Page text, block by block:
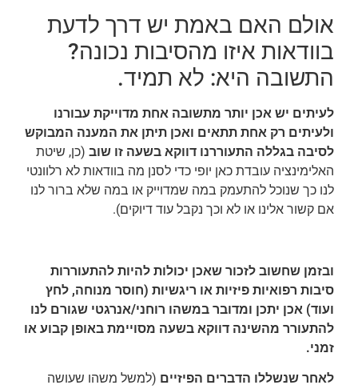
אולם האם באמת יש דרך לדעת
בוודאות איזו מהסיבות נכונה?
התשובה היא: לא תמיד.
לעיתים יש אכן יותר מתשובה אחת מדוייקת עבורנו
ולעיתים רק אחת תתאים ואכן תיתן את המענה המבוקש
לסיבה בגללה התעוררנו דווקא בשעה זו שוב (כן, שיטת
האלימינציה עובדת כאן יופי כדי לסנן מה בוודאות לא רלוונטי
לנו כך שנוכל להתעמק במה שמדוייק או במה שלא ברור לנו
אם קשור אלינו או לא וכך נקבל עוד דיוקים).
ובזמן שחשוב לזכור שאכן יכולות להיות להתעוררות
סיבות רפואיות פיזיות או ריגשיות (חוסר מנוחה, לחץ
ועוד) אכן יתכן ומדובר במשהו רוחני/אנרגטי שגורם לנו
להתעורר מהשינה דווקא בשעה מסויימת באופן קבוע או
זמני.
לאחר שנשללו הדברים הפיזיים (למשל משהו שעושה